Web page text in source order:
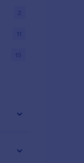
2
11
15